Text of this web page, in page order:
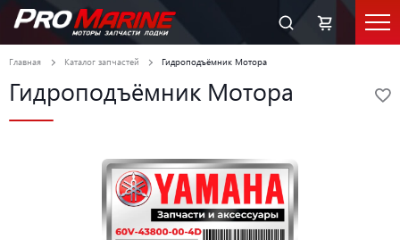
Главная Каталог запчастей Гидроподъёмник Мотора
Гидроподъёмник Мотора